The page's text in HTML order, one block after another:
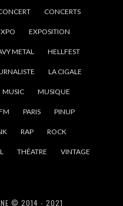
CONCERTS
EXPOSITION
METAL HELLFEST
LA CIGALE
MUSIC MUSIQUE
PARIS PINUP
RAP ROCK
THÉATRE VINTAGE
© 2014 - 2021